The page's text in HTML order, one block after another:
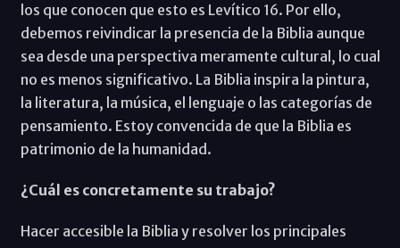
los que conocen que esto es Levítico 16. Por ello,
debemos reivindicar la presencia de la Biblia aunque
sea desde una perspectiva meramente cultural, lo cual
no es menos significativo. La Biblia inspira la pintura,
la literatura, la música, el lenguaje o las categorías de
pensamiento. Estoy convencida de que la Biblia es
patrimonio de la humanidad.
¿Cuál es concretamente su trabajo?
Hacer accesible la Biblia y resolver los principales